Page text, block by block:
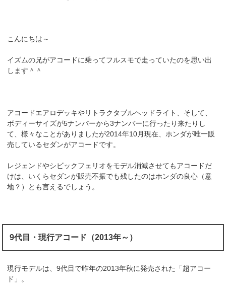
こんにちは～
イズムの兄がアコードに乗ってフルスモで走っていたのを思い出
します＾＾
アコードエアロデッキやリトラクタブルヘッドライト、そして、
ボディーサイズが5ナンバーから3ナンバーに行ったり来たりし
て、様々なことがありましたが2014年10月現在、ホンダが唯一販
売しているセダンがアコードです。
レジェンドやシビックフェリオをモデル消滅させてもアコードだ
けは、いくらセダンが販売不振でも残したのはホンダの良心（意
地？）とも言えるでしょう。
9代目・現行アコード（2013年～）
現行モデルは、9代目で昨年の2013年秋に発売された「超アコー
ド」。